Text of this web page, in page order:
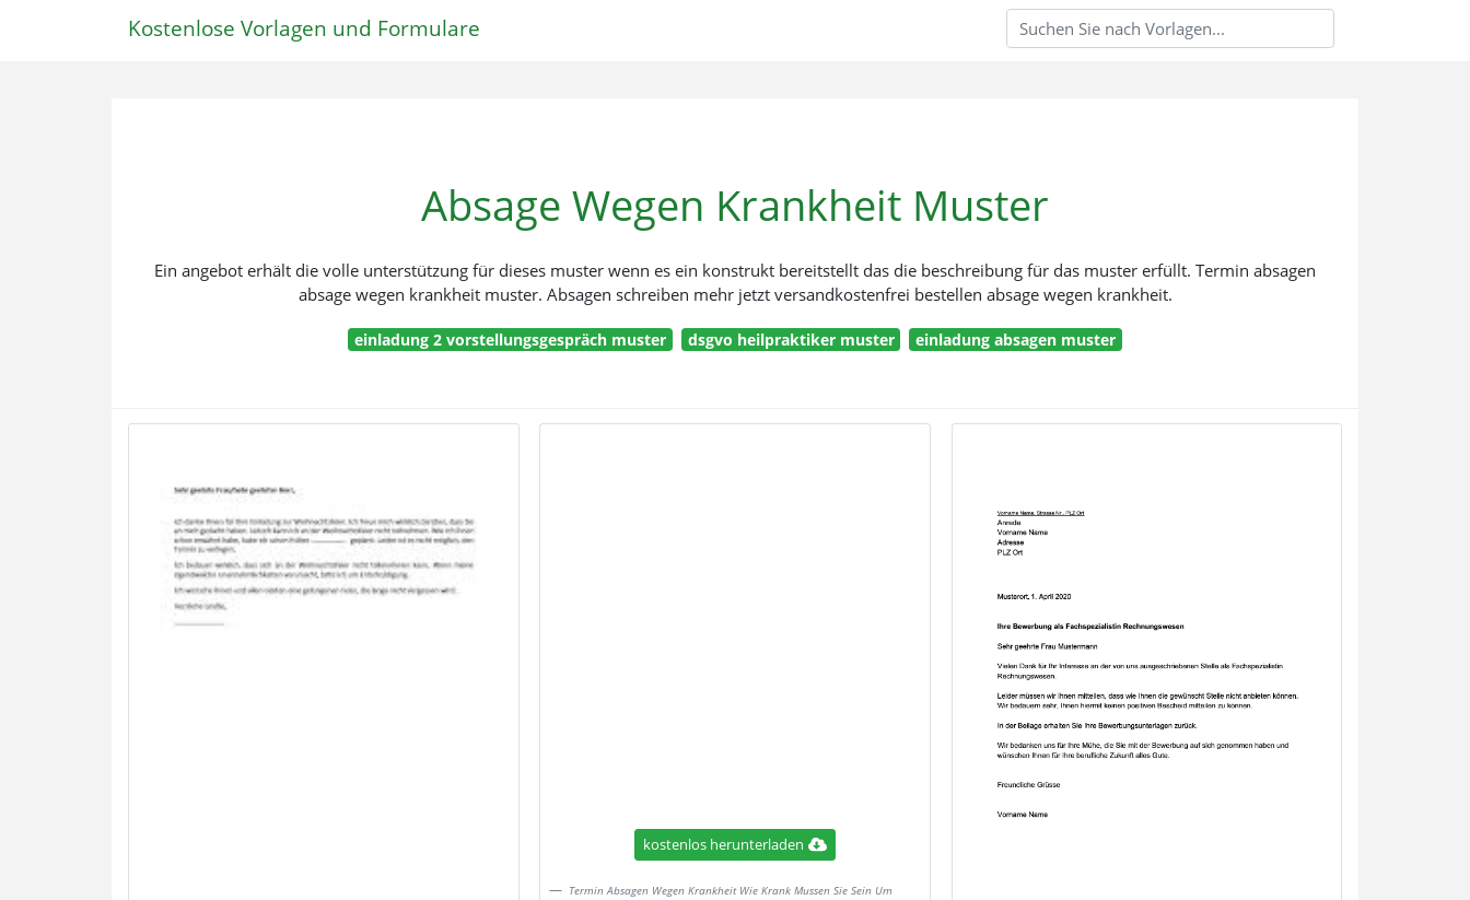
Kostenlose Vorlagen und Formulare
Absage Wegen Krankheit Muster
Ein angebot erhält die volle unterstützung für dieses muster wenn es ein konstrukt bereitstellt das die beschreibung für das muster erfüllt. Termin absagen
absage wegen krankheit muster. Absagen schreiben mehr jetzt versandkostenfrei bestellen absage wegen krankheit.
einladung 2 vorstellungsgespräch muster dsgvo heilpraktiker muster einladung absagen muster
kostenlos herunterladen
Termin Absagen Wegen Krankheit Wie Krank Mussen Sie Sein Um